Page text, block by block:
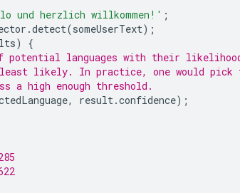
und herzlich willkommen!' ;
.detect(someUserText);
)
{
languages with their
likely. In practice, one would pick
a high enough threshold.
, result.confidence);